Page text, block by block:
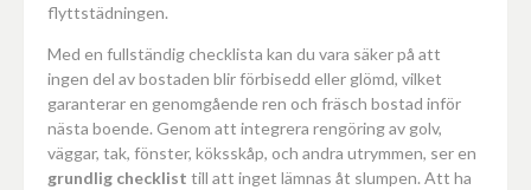
flyttstädningen.
Med en fullständig checklista kan du vara säker på att
ingen del av bostaden blir förbisedd eller glömd, vilket
garanterar en genomgående ren och fräsch bostad inför
nästa boende. Genom att integrera rengöring av golv,
väggar, tak, fönster, köksskåp, och andra utrymmen, ser en
grundlig checklist till att inget lämnas åt slumpen. Att ha